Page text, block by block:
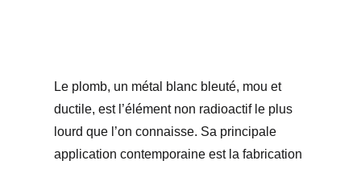
Le plomb, un métal blanc bleuté, mou et
ductile, est l’élément non radioactif le plus
lourd que l’on connaisse. Sa principale
application contemporaine est la fabrication